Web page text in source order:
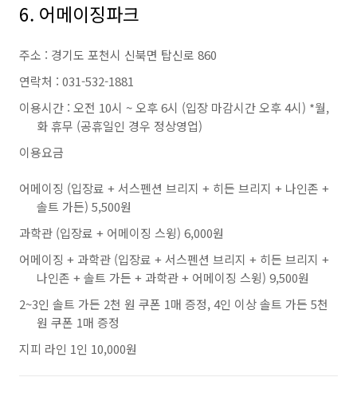
6. 어메이징파크
주소 : 경기도 포천시 신북면 탑신로 860
연락처 : 031-532-1881
이용시간 : 오전 10시 ~ 오후 6시 (입장 마감시간 오후 4시) *월,
화 휴무 (공휴일인 경우 정상영업)
이용요금
어메이징 (입장료 + 서스펜션 브리지 + 히든 브리지 + 나인존 +
솔트 가든) 5,500원
과학관 (입장료 + 어메이징 스윙) 6,000원
어메이징 + 과학관 (입장료 + 서스펜션 브리지 + 히든 브리지 +
나인존 + 솔트 가든 + 과학관 + 어메이징 스윙) 9,500원
2~3인 솔트 가든 2천 원 쿠폰 1매 증정, 4인 이상 솔트 가든 5천
원 쿠폰 1매 증정
지피 라인 1인 10,000원